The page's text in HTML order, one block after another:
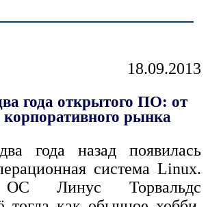
18.09.2013
года открытого ПО: от
корпоративного рынка
года назад появилась
система Linux.
ОС Линус Торвальдс